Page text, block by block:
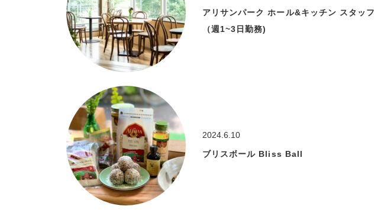
アリサンパーク ホール&キッチン スタッフ
（週1~3日勤務)
2024.6.10
ブリスボール Bliss Ball